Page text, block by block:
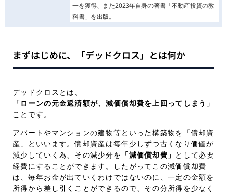
一を獲得、また2023年自身の著書「不動産投資の教
科書」を出版。
まずはじめに、「デッドクロス」とは何か
デッドクロスとは、
「ローンの元金返済額が、減価償却費を上回ってしまう」
ことです。
アパートやマンションの建物等といった構築物を「償却資
産」といいます。償却資産は毎年少しずつ古くなり価値が
減少していく為、その減少分を 「減価償却費」 として必要
経費にすることができます。したがってこの減価償却費
は、毎年お金が出ていくわけではないのに、一定の金額を
所得から差し引くことができるので、その分所得を少なく